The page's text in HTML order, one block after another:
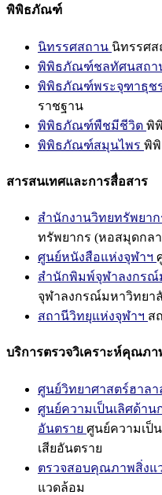
พิพิธภัณฑ์
นิทรรศสถาน นิทรรศส
พิพิธภัณฑ์ชลทัศนสถา
พิพิธภัณฑ์พระจุฑาธุช
ราชฐาน
พิพิธภัณฑ์พืชมีชีวิต พิ
พิพิธภัณฑ์สมุนไพร พิ
สารสนเทศและการสื่อสาร
สำนักงานวิทยทรัพยา
ทรัพยากร (หอสมุดกล
ศูนย์หนังสือแห่งจุฬาฯ
สำนักพิมพ์จุฬาลงกรณ์
จุฬาลงกรณ์มหาวิทยา
สถานีวิทยุแห่งจุฬาฯ ส
บริการตรวจวิเคราะห์คุณภา
ศูนย์วิทยาศาสตร์ฮาลา
ศูนย์ความเป็นเลิศด้าน
อันตราย ศูนย์ความเป็
เสียอันตราย
ตรวจสอบคุณภาพสิ่งแ
แวดล้อม